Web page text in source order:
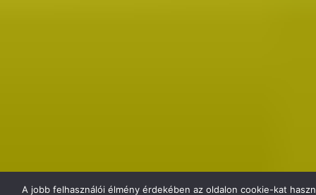
A jobb felhasználói élmény érdekében az oldalon cookie-kat